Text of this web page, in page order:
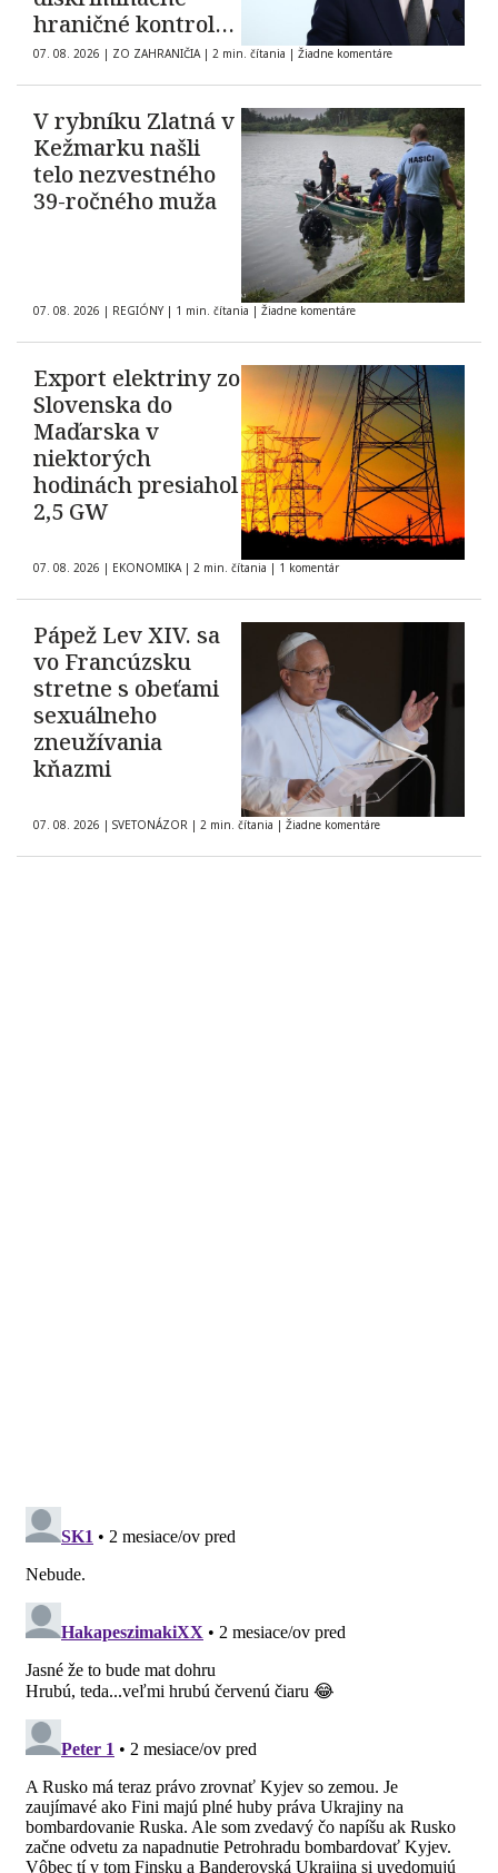
hraničné kontroly
španielskych
občanov
07. 08. 2026 | ZO ZAHRANIČIA | 2 min. čítania | Žiadne komentáre
V rybníku Zlatná v
Kežmarku našli
telo nezvestného
39-ročného muža
07. 08. 2026 | REGIÓNY | 1 min. čítania | Žiadne komentáre
Export elektriny zo
Slovenska do
Maďarska v
niektorých
hodinách presiahol
2,5 GW
07. 08. 2026 | EKONOMIKA | 2 min. čítania | 1 komentár
Pápež Lev XIV. sa
vo Francúzsku
stretne s obeťami
sexuálneho
zneužívania
kňazmi
07. 08. 2026 | SVETONÁZOR | 2 min. čítania | Žiadne komentáre